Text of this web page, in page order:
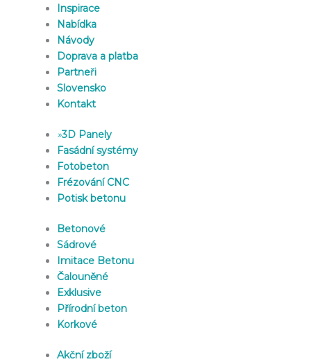
Inspirace
Nabídka
Návody
Doprava a platba
Partneři
Slovensko
Kontakt
»3D Panely
Fasádní systémy
Fotobeton
Frézování CNC
Potisk betonu
Betonové
Sádrové
Imitace Betonu
Čalouněné
Exklusive
Přírodní beton
Korkové
Akční zboží